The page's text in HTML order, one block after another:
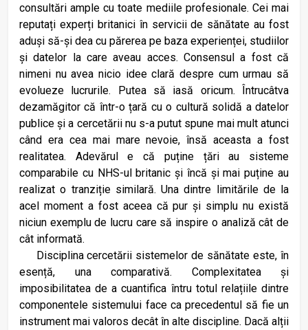
consultări ample cu toate mediile profesionale. Cei mai
reputați experți britanici în servicii de sănătate au fost
aduși să-și dea cu părerea pe baza experienței, studiilor
și datelor la care aveau acces. Consensul a fost că
nimeni nu avea nicio idee clară despre cum urmau să
evolueze lucrurile. Putea să iasă oricum. Întrucâtva
dezamăgitor că într-o țară cu o cultură solidă a datelor
publice și a cercetării nu s-a putut spune mai mult atunci
când era cea mai mare nevoie, însă aceasta a fost
realitatea. Adevărul e că puține țări au sisteme
comparabile cu NHS-ul britanic și încă și mai puține au
realizat o tranziție similară. Una dintre limitările de la
acel moment a fost aceea că pur și simplu nu există
niciun exemplu de lucru care să inspire o analiză cât de
cât informată.
Disciplina cercetării sistemelor de sănătate este, în
esență, una comparativă. Complexitatea și
imposibilitatea de a cuantifica întru totul relațiile dintre
componentele sistemului face ca precedentul să fie un
instrument mai valoros decât în alte discipline. Dacă alții